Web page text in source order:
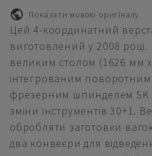
Показати мовою оригіналу
Цей 4-координатний
виготовлений у 2008
великим столом (1626 мм
інтегрованим
фрезерним шпинделем SK
зміни інструментів 30+1.
обробляти заготовки
два конвеєри для